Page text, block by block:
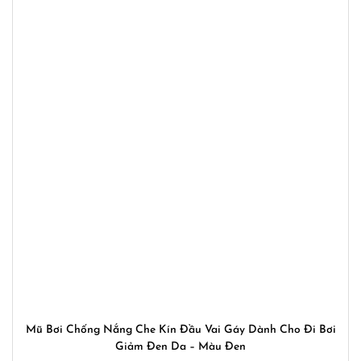
Mũ Bơi Chống Nắng Che Kín Đầu Vai Gáy Dành Cho Đi Bơi
Giảm Đen Da – Màu Đen